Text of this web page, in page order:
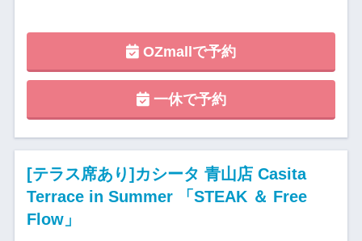
OZmallで予約
一休で予約
[テラス席あり]カシータ 青山店 Casita
Terrace in Summer 「STEAK ＆ Free
Flow」